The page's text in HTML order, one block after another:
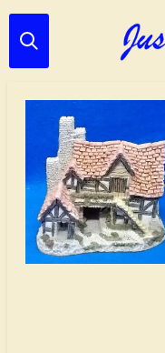
Ga
direct
hoofdinhoud